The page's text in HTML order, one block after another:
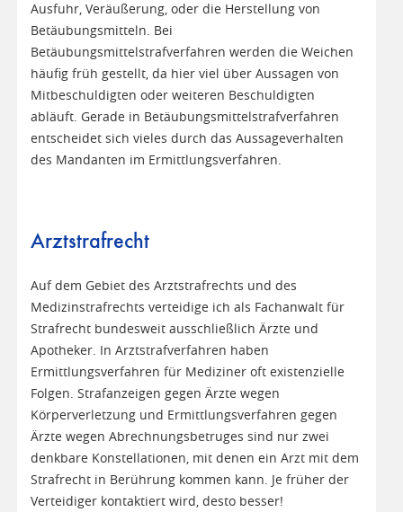
Ausfuhr, Veräußerung, oder die Herstellung von
Betäubungsmitteln. Bei
Betäubungsmittelstrafverfahren werden die Weichen
häufig früh gestellt, da hier viel über Aussagen von
Mitbeschuldigten oder weiteren Beschuldigten
abläuft. Gerade in Betäubungsmittelstrafverfahren
entscheidet sich vieles durch das Aussageverhalten
des Mandanten im Ermittlungsverfahren.
Arztstrafrecht
Auf dem Gebiet des Arztstrafrechts und des
Medizinstrafrechts verteidige ich als Fachanwalt für
Strafrecht bundesweit ausschließlich Ärzte und
Apotheker. In Arztstrafverfahren haben
Ermittlungsverfahren für Mediziner oft existenzielle
Folgen. Strafanzeigen gegen Ärzte wegen
Körperverletzung und Ermittlungsverfahren gegen
Ärzte wegen Abrechnungsbetruges sind nur zwei
denkbare Konstellationen, mit denen ein Arzt mit dem
Strafrecht in Berührung kommen kann. Je früher der
Verteidiger kontaktiert wird, desto besser!